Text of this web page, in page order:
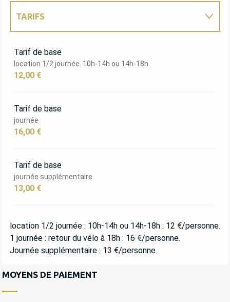
TARIFS
TARIFS 2027
Tarif de base
location 1/2 journée. 10h-14h ou 14h-18h
12,00 €
Tarif de base
journée
16,00 €
Tarif de base
journée supplémentaire
13,00 €
location 1/2 journée : 10h-14h ou 14h-18h : 12 €/personne.
1 journée : retour du vélo à 18h : 16 €/personne.
Journée supplémentaire : 13 €/personne.
MOYENS DE PAIEMENT